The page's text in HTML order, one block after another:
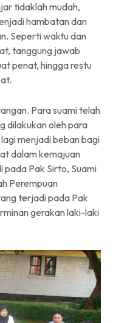
tidaklah mudah,
hambatan dan
Seperti waktu dan
tanggung jawab
penat, hingga restu
Para suami telah
dilakukan oleh para
menjadi beban bagi
dalam kemajuan
Pak Sirto, Suami
Perempuan
terjadi pada Pak
gerakan laki-laki